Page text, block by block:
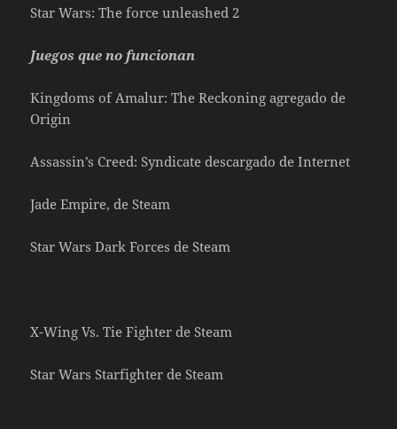
Star Wars: The force unleashed 2
Juegos que no funcionan
Kingdoms of Amalur: The Reckoning agregado de
Origin
Assassin’s Creed: Syndicate descargado de Internet
Jade Empire, de Steam
Star Wars Dark Forces de Steam
X-Wing Vs. Tie Fighter de Steam
Star Wars Starfighter de Steam